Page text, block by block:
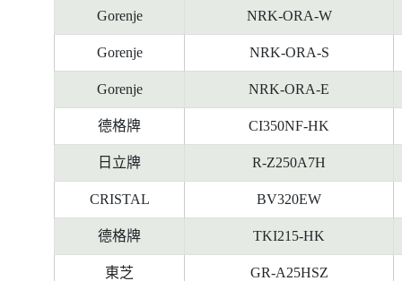
Gorenje NRK-ORA-W
Gorenje NRK-ORA-S
Gorenje NRK-ORA-E
德格牌 CI350NF-HK
日立牌 R-Z250A7H
CRISTAL BV320EW
德格牌 TKI215-HK
東芝 GR-A25HSZ